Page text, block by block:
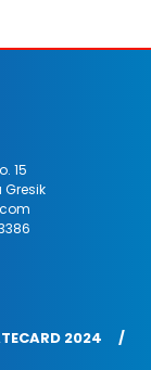
15
2024